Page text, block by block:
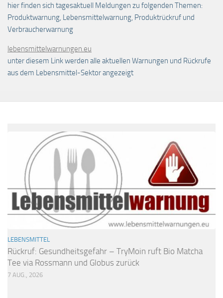
hier finden sich tagesaktuell Meldungen zu folgenden Themen:
Produktwarnung, Lebensmittelwarnung, Produktrückruf und
Verbraucherwarnung
lebensmittelwarnungen.eu
unter diesem Link werden alle aktuellen Warnungen und Rückrufe
aus dem Lebensmittel-Sektor angezeigt
LEBENSMITTEL
Rückruf: Gesundheitsgefahr – TryMoin ruft Bio Matcha
Tee via Rossmann und Globus zurück
7 AUG., 2026